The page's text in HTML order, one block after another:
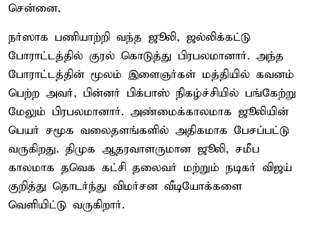
சென்னை,
நர்ஸாக பணியாற்றி வந்த ஜூலி, ஜல்லிக்கட்டு
போராட்டத்தில் குரல் கொடுத்து பிரபலமானார். அந்த
போராட்டத்தின் மூலம் இளைஞர்கள் மத்தியில் கவனம்
பெற்ற அவர், பின்னர் பிக்பாஸ் நிகழ்ச்சியில் பங்கேற்று
மேலும் பிரபலமானார். அண்மைக்காலமாக ஜூலியின்
பெயர் சமூக வலைதளங்களில் அதிகமாக பேசப்பட்டு
வருகிறது. திமுக ஆதரவாளருமான ஜூலி, சமீப
காலமாக தவெக கட்சி தலைவர் மற்றும் நடிகர் விஜய்
குறித்து தொடர்ந்து விமர்சன வீடியோக்களை
வெளியிட்டு வருகிறார்.